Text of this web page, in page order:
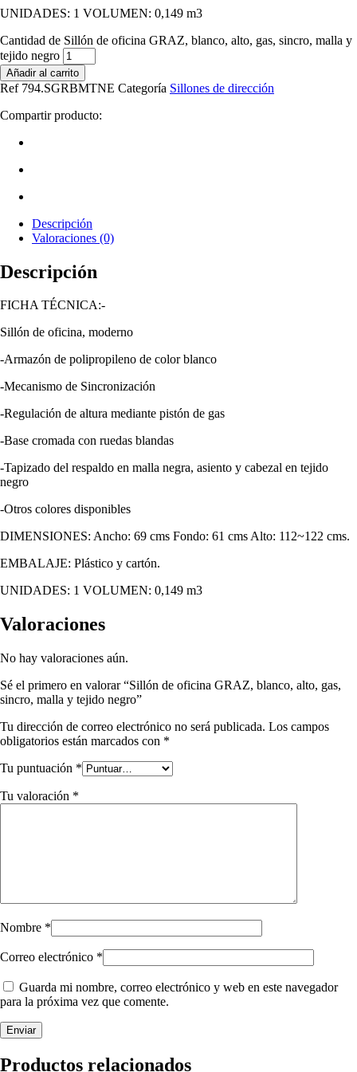
UNIDADES: 1 VOLUMEN: 0,149 m3
Cantidad de Sillón de oficina GRAZ, blanco, alto, gas, sincro, malla y
tejido negro
Añadir al carrito
Ref 794.SGRBMTNE Categoría Sillones de dirección
Compartir producto:
Descripción
Valoraciones (0)
Descripción
FICHA TÉCNICA:-
Sillón de oficina, moderno
-Armazón de polipropileno de color blanco
-Mecanismo de Sincronización
-Regulación de altura mediante pistón de gas
-Base cromada con ruedas blandas
-Tapizado del respaldo en malla negra, asiento y cabezal en tejido
negro
-Otros colores disponibles
DIMENSIONES: Ancho: 69 cms Fondo: 61 cms Alto: 112~122 cms.
EMBALAJE: Plástico y cartón.
UNIDADES: 1 VOLUMEN: 0,149 m3
Valoraciones
No hay valoraciones aún.
Sé el primero en valorar “Sillón de oficina GRAZ, blanco, alto, gas,
sincro, malla y tejido negro”
Tu dirección de correo electrónico no será publicada. Los campos
obligatorios están marcados con *
Tu puntuación *
Tu valoración *
Nombre *
Correo electrónico *
Guarda mi nombre, correo electrónico y web en este navegador
para la próxima vez que comente.
Productos relacionados